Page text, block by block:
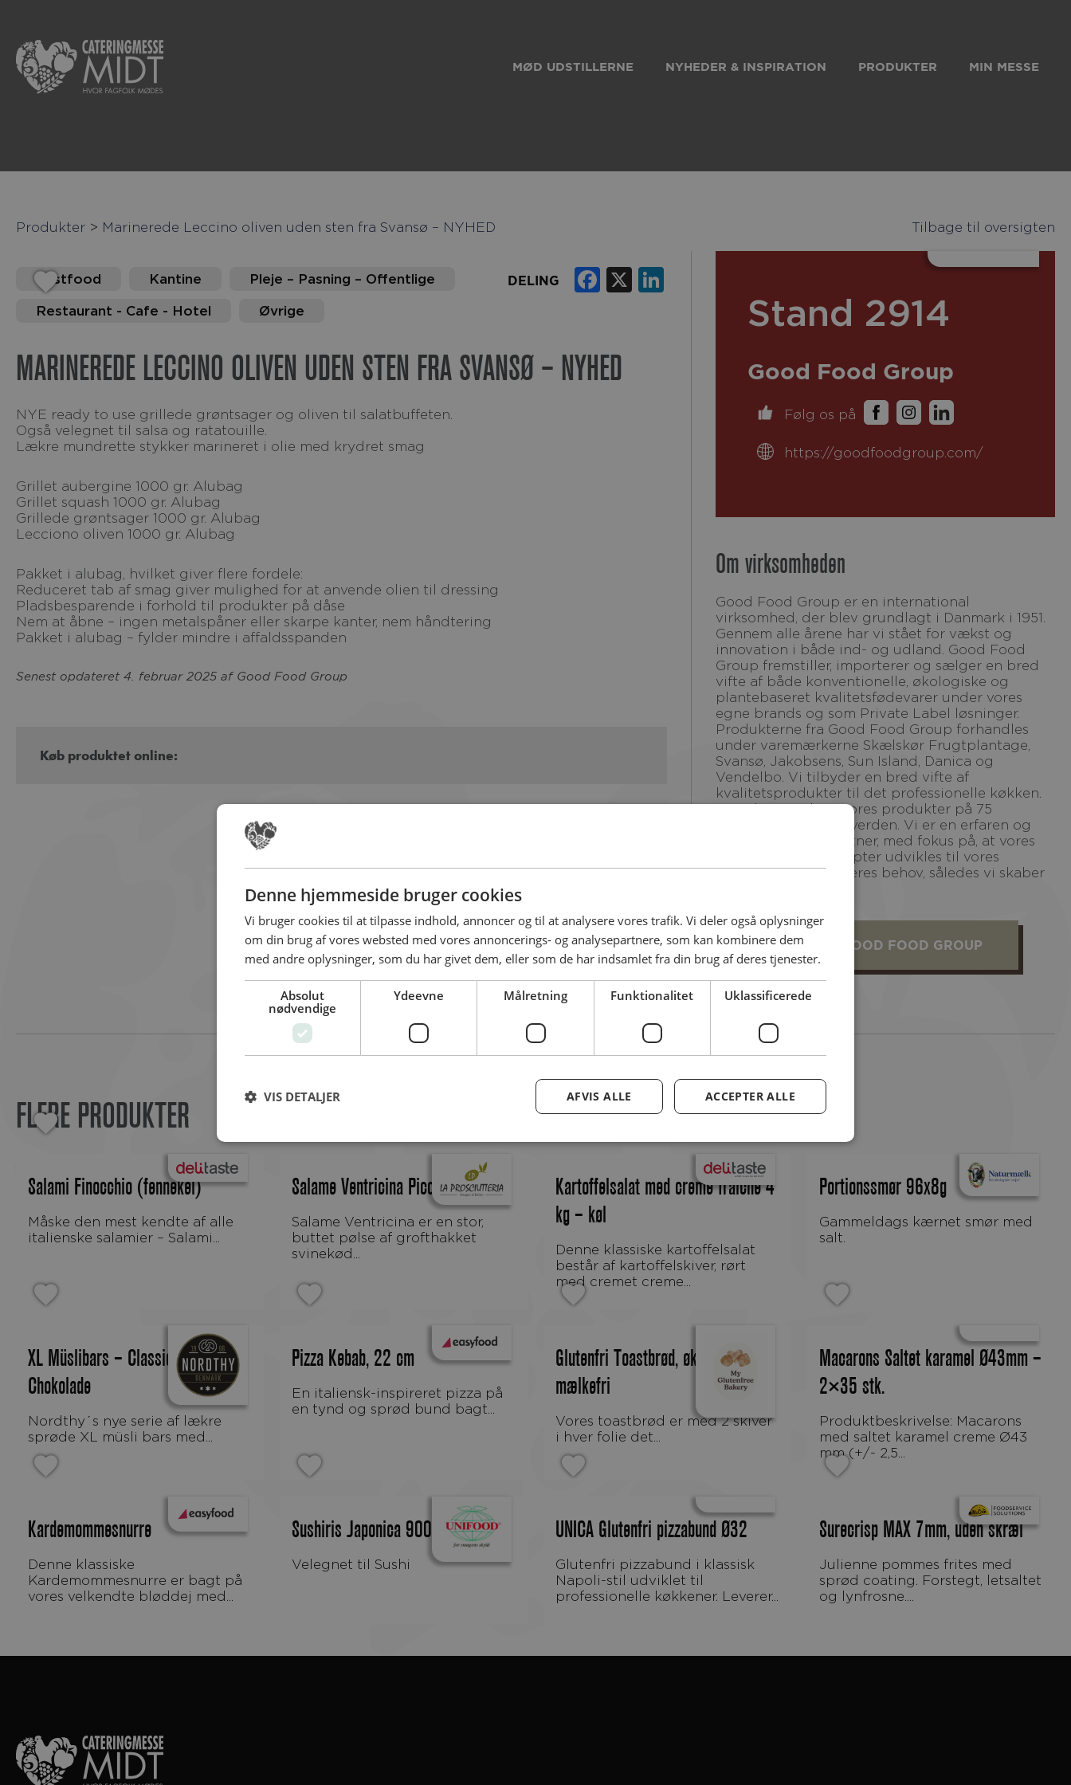
MØD UDSTILLERNE NYHEDER & INSPIRATION PRODUKTER MIN MESSE
Produkter > Marinerede Leccino oliven uden sten fra Svansø – NYHED Tilbage til oversigten
Fastfood Kantine
Pleje – Pasning – Offentlige
Restaurant - Cafe - Hotel
Øvrige
DELING Facebook
X LinkedIn
MARINEREDE LECCINO OLIVEN UDEN STEN FRA SVANSØ – NYHED
NYE ready to use grillede grøntsager og oliven til salatbuffeten.
Også velegnet til salsa og ratatouille.
Lækre mundrette stykker marineret i olie med krydret smag
Grillet aubergine 1000 gr. Alubag
Grillet squash 1000 gr. Alubag
Grillede grøntsager 1000 gr. Alubag
Lecciono oliven 1000 gr. Alubag
Pakket i alubag, hvilket giver flere fordele:
Reduceret tab af smag giver mulighed for at anvende olien til dressing
Pladsbesparende i forhold til produkter på dåse
Nem at åbne – ingen metalspåner eller skarpe kanter, nem håndtering
Pakket i alubag – fylder mindre i affaldsspanden
Senest opdateret 4. februar 2025 af Good Food Group
Køb produktet online:
Stand 2914
Good Food Group
Følg os på
https://goodfoodgroup.com/
Om virksomheden
Good Food Group er en international
virksomhed, der blev grundlagt i Danmark i 1951.
Gennem alle årene har vi stået for vækst og
innovation i både ind- og udland. Good Food
Group fremstiller, importerer og sælger en bred
vifte af både konventionelle, økologiske og
plantebaseret kvalitetsfødevarer under vores
egne brands og som Private Label løsninger.
Produkterne fra Good Food Group forhandles
under varemærkerne Skælskør Frugtplantage,
Svansø, Jakobsens, Sun Island, Danica og
Vendelbo. Vi tilbyder en bred vifte af
kvalitetsprodukter til det professionelle køkken.
Derudover sælges vores produkter på 75
markeder over hele verden. Vi er en erfaren og
betroet løsningspartner, med fokus på, at vores
produkter og koncepter udvikles til vores
kunders og forbrugeres behov, således vi skaber
SE MERE OM GOOD FOOD GROUP
FLERE PRODUKTER
Salami Finocchio (fennekel)
Måske den mest kendte af alle
italienske salamier – Salami...
Salame Ventricina Piccant 3 kg
Salame Ventricina er en stor,
buttet pølse af grofthakket
svinekød...
Kartoffelsalat med creme fraiche 4
kg – køl
Denne klassiske kartoffelsalat
består af kartoffelskiver, rørt
med cremet creme...
Portionssmør 96x8g
Gammeldags kærnet smør med
salt.
XL Müslibars – Classic Mørk
Chokolade
Nordthy´s nye serie af lækre
sprøde XL müsli bars med...
Pizza Kebab, 22 cm
En italiensk-inspireret pizza på
en tynd og sprød bund bagt...
Glutenfri Toastbrød, økologisk og
mælkefri
Vores toastbrød er med 2 skiver
i hver folie det...
Macarons Saltet karamel Ø43mm –
2×35 stk.
Produktbeskrivelse: Macarons
med saltet karamel creme Ø43
mm (+/- 2,5...
Kardemommesnurre
Denne klassiske
Kardemommesnurre er bagt på
vores velkendte bløddej med...
Sushiris Japonica 900 g
velegnet til Sushi
UNICA Glutenfri pizzabund Ø32
Glutenfri pizzabund i klassisk
Napoli-stil udviklet til
professionelle køkkener. Leverer...
Surecrisp MAX 7mm, uden skræl
Julienne pommes frites med
sprød coating. Forstegt, letsaltet
og lynfrosne....
Denne hjemmeside bruger cookies
Vi bruger cookies til at tilpasse indhold, annoncer og til at analysere vores trafik. Vi deler også oplysninger
om din brug af vores websted med vores annoncerings- og analysepartnere, som kan kombinere dem
med andre oplysninger, som du har givet dem, eller som de har indsamlet fra din brug af deres tjenester.
Absolut
nødvendige
Ydeevne Målretning Funktionalitet Uklassificerede
ACCEPTER ALLE
AFVIS ALLE
VIS DETALJER